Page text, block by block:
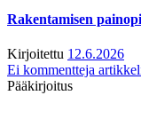
Rakentamisen
Kirjoitettu 12.6.2026
Ei kommentteja
Pääkirjoitus